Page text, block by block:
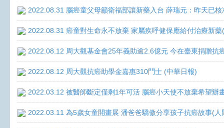
2022.08.31 腦癌童父母籲衛福部讓新藥入台 薛瑞元：昨天已
2022.08.31 癌童對生命永不放棄 家屬疾呼健保應給付治療新藥
2022.08.12 周大觀基金會25年義助逾2.6億元 今在臺東捐贈抗
2022.08.12 周大觀抗癌助學金嘉惠310鬥士 (中華日報)
2022.03.12 被醫師斷定僅剩1年可活 腦癌小天使不放棄希望辦
2022.03.11 為5歲女童開畫展 潘爸爸驕傲分享孩子抗癌故事(人